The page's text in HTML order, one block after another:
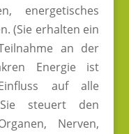
energetisches
(Sie erhalten ein
an der
Energie ist
auf alle
steuert den
Nerven,